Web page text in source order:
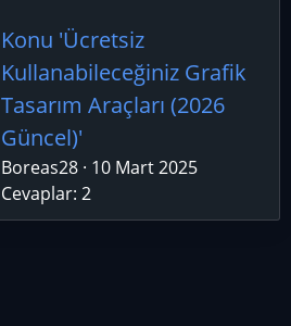
Konu 'Ücretsiz
Kullanabileceğiniz Grafik
Tasarım Araçları (2026
Güncel)'
Boreas28 10 Mart 2025
Cevaplar: 2